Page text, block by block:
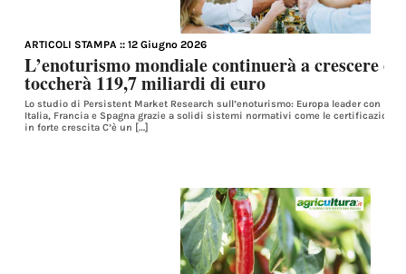
ARTICOLI STAMPA :: 12 Giugno 2026
L’enoturismo mondiale continuerà a crescere
toccherà 119,7 miliardi di euro
Lo studio di Persistent Market Research sull’enoturismo: Europa leader con le
Italia, Francia e Spagna grazie a solidi sistemi normativi come le certificazioni
in forte crescita C’è un […]